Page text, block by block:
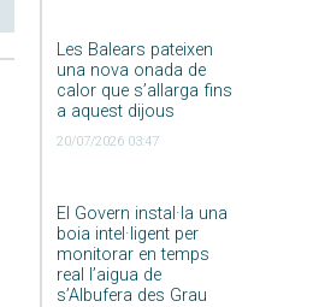
Les Balears pateixen
una nova onada de
calor que s’allarga fins
a aquest dijous
20/07/2026 03:47
El Govern instal·la una
boia intel·ligent per
monitorar en temps
real l’aigua de
s’Albufera des Grau